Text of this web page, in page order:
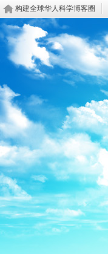
构建全球华人科学博客圈